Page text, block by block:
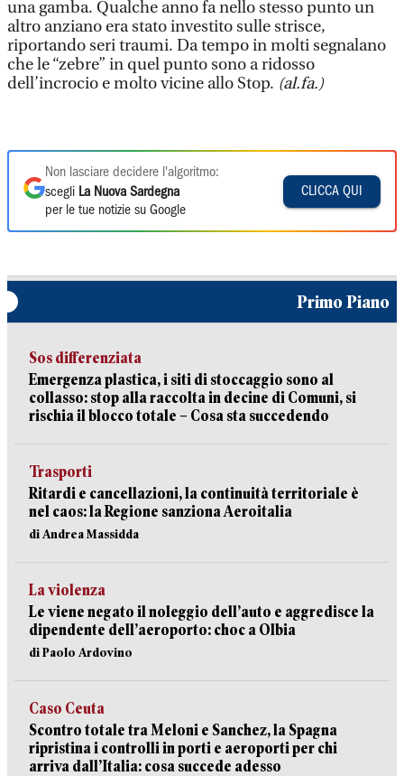
una gamba. Qualche anno fa nello stesso punto un
altro anziano era stato investito sulle strisce,
riportando seri traumi. Da tempo in molti segnalano
che le “zebre” in quel punto sono a ridosso
dell’incrocio e molto vicine allo Stop. (al.fa.)
Non lasciare decidere l'algoritmo:
scegli La Nuova Sardegna
per le tue notizie su Google
CLICCA QUI
Primo Piano
Sos differenziata
Emergenza plastica, i siti di stoccaggio sono al
collasso: stop alla raccolta in decine di Comuni, si
rischia il blocco totale – Cosa sta succedendo
Trasporti
Ritardi e cancellazioni, la continuità territoriale è
nel caos: la Regione sanziona Aeroitalia
di Andrea Massidda
La violenza
Le viene negato il noleggio dell’auto e aggredisce la
dipendente dell’aeroporto: choc a Olbia
di Paolo Ardovino
Caso Ceuta
Scontro totale tra Meloni e Sanchez, la Spagna
ripristina i controlli in porti e aeroporti per chi
arriva dall’Italia: cosa succede adesso